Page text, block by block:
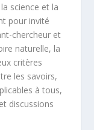
science et la
pour invité
chercheur et
naturelle, la
critères
les savoirs,
à tous,
discussions